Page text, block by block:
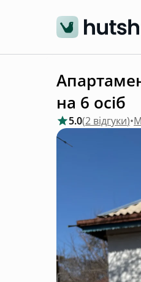
на 6 осіб
5.0(2 відгуки)•